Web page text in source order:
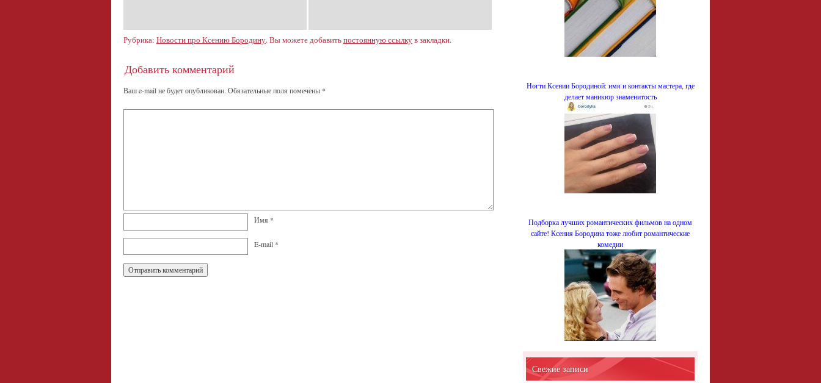
Рубрика: Новости про Ксению Бородину. Вы можете добавитьпостоянную ссылкув закладки.
Добавить комментарий
Ваш e-mail не будет опубликован. Обязательные поля помечены *
Имя *
E-mail *
Ногти Ксении Бородиной: имя и контакты мастера, где
делает маникюр знаменитость
Подборка лучших романтических фильмов на одном
сайте! Ксения Бородина тоже любит романтические
комедии
Свежие записи